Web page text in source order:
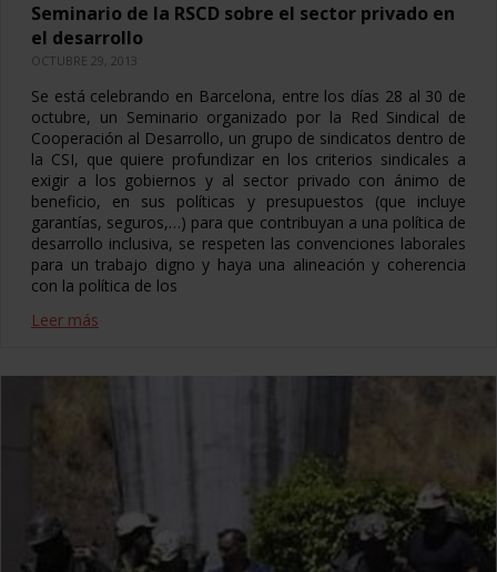
Seminario de la RSCD sobre el sector privado en
el desarrollo
OCTUBRE 29, 2013
Se está celebrando en Barcelona, entre los días 28 al 30 de
octubre, un Seminario organizado por la Red Sindical de
Cooperación al Desarrollo, un grupo de sindicatos dentro de
la CSI, que quiere profundizar en los criterios sindicales a
exigir a los gobiernos y al sector privado con ánimo de
beneficio, en sus políticas y presupuestos (que incluye
garantías, seguros,…) para que contribuyan a una política de
desarrollo inclusiva, se respeten las convenciones laborales
para un trabajo digno y haya una alineación y coherencia
con la política de los
Leer más